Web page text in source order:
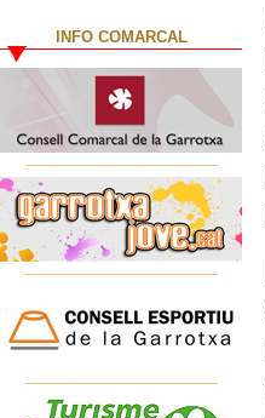
INFO COMARCAL